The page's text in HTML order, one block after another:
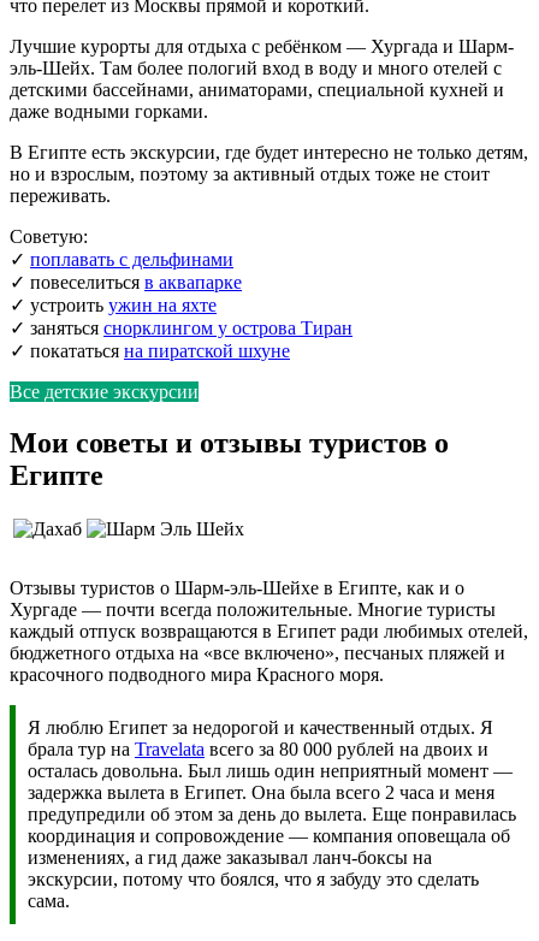
что перелет из Москвы прямой и короткий.
Лучшие курорты для отдыха с ребёнком — Хургада и Шарм-
эль-Шейх. Там более пологий вход в воду и много отелей с
детскими бассейнами, аниматорами, специальной кухней и
даже водными горками.
В Египте есть экскурсии, где будет интересно не только детям,
но и взрослым, поэтому за активный отдых тоже не стоит
переживать.
Советую:
✓ поплавать с дельфинами
✓ повеселиться в аквапарке
✓ устроить ужин на яхте
✓ заняться снорклингом у острова Тиран
✓ покататься на пиратской шхуне
Все детские экскурсии
Мои советы и отзывы туристов о
Египте
Отзывы туристов о Шарм-эль-Шейхе в Египте, как и о
Хургаде — почти всегда положительные. Многие туристы
каждый отпуск возвращаются в Египет ради любимых отелей,
бюджетного отдыха на «все включено», песчаных пляжей и
красочного подводного мира Красного моря.
Я люблю Египет за недорогой и качественный отдых. Я
брала тур на Travelata всего за 80 000 рублей на двоих и
осталась довольна. Был лишь один неприятный момент —
задержка вылета в Египет. Она была всего 2 часа и меня
предупредили об этом за день до вылета. Еще понравилась
координация и сопровождение — компания оповещала об
изменениях, а гид даже заказывал ланч-боксы на
экскурсии, потому что боялся, что я забуду это сделать
сама.